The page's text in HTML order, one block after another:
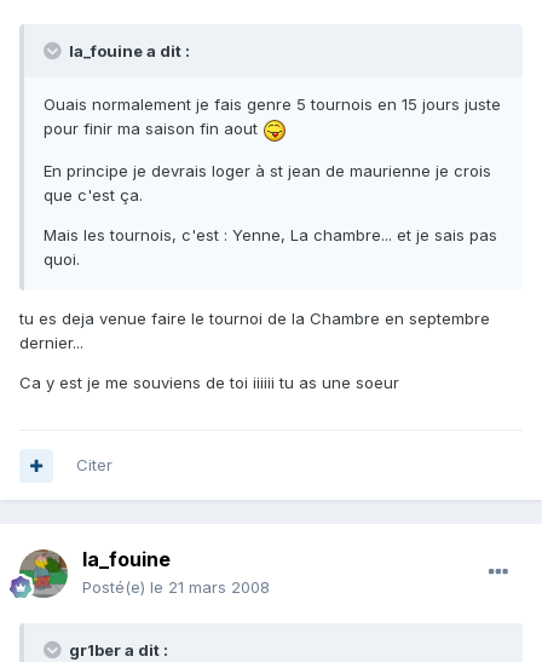
la_fouine a dit :
Ouais normalement je fais genre 5 tournois en 15 jours juste
pour finir ma saison fin aout
En principe je devrais loger à st jean de maurienne je crois
que c'est ça.
Mais les tournois, c'est : Yenne, La chambre... et je sais pas
quoi.
tu es deja venue faire le tournoi de la Chambre en septembre
dernier...
Ca y est je me souviens de toi iiiiii tu as une soeur
Citer
la_fouine
Posté(e) le 21 mars 2008
gr1ber a dit :